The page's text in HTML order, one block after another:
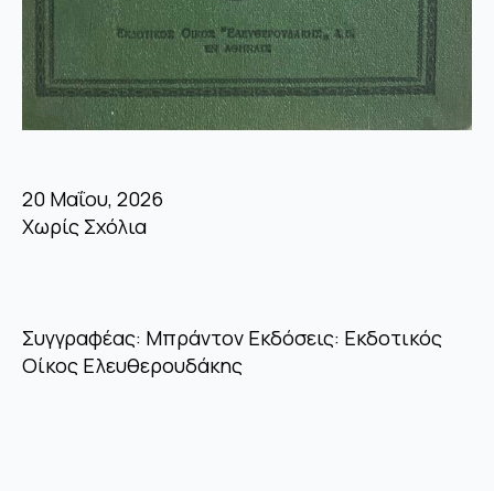
20 Μαΐου, 2026
Χωρίς Σχόλια
Συγγραφέας: Μπράντον Εκδόσεις: Εκδοτικός
Οίκος Ελευθερουδάκης